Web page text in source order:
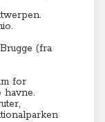
(fra
for
havne.